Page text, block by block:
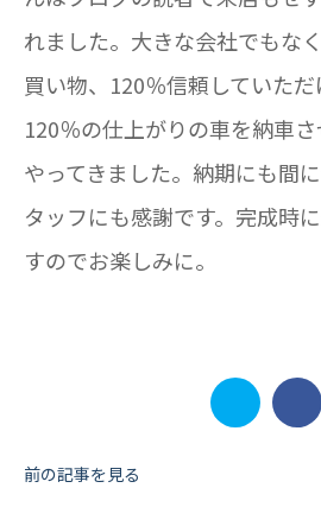
れました。大きな会社でもな
買い物、120％信頼していた
120％の仕上がりの車を納車
やってきました。納期にも間
タッフにも感謝です。完成時
すのでお楽しみに。
投
前の記事を見る